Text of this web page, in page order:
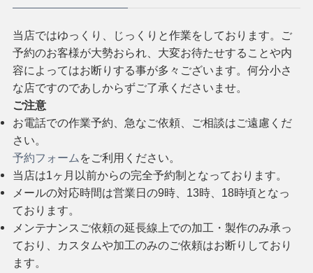
当店ではゆっくり、じっくりと作業をしております。ご
予約のお客様が大勢おられ、大変お待たせすることや内
容によってはお断りする事が多々ございます。何分小さ
な店ですのであしからずご了承くださいませ。
ご注意
お電話での作業予約、急なご依頼、ご相談はご遠慮くだ
さい。
予約フォーム をご利用ください。
当店は1ヶ月以前からの完全予約制となっております。
メールの対応時間は営業日の9時、13時、18時頃となっ
ております。
メンテナンスご依頼の延長線上での加工・製作のみ承っ
ており、カスタムや加工のみのご依頼はお断りしており
ます。